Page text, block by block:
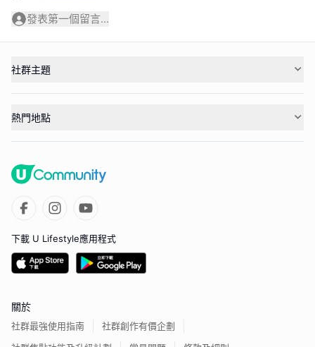
發表第一個留言...
社群主題
熱門地點
下載 U Lifestyle應用程式
關於
社群最強使用指南
社群創作有價企劃